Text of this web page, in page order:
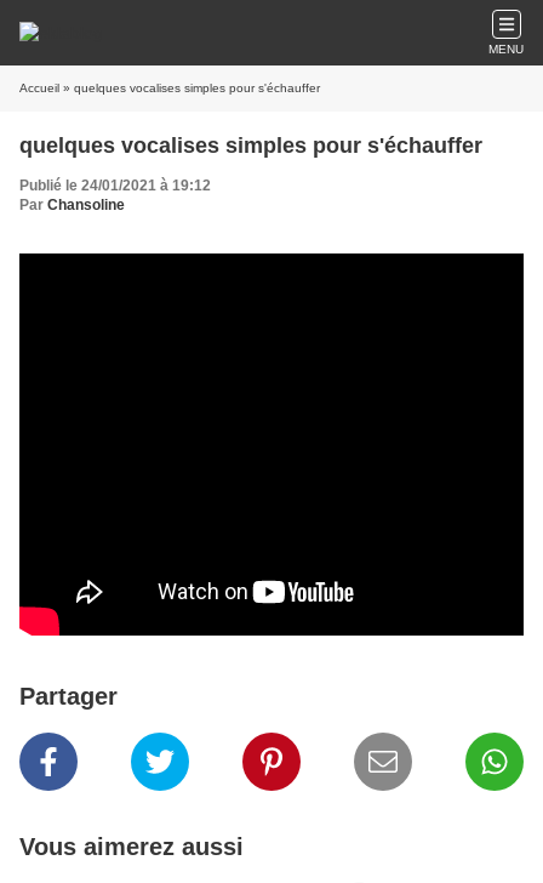
MENU
Accueil » quelques vocalises simples pour s'échauffer
quelques vocalises simples pour s'échauffer
Publié le 24/01/2021 à 19:12
Par Chansoline
Partager
Vous aimerez aussi